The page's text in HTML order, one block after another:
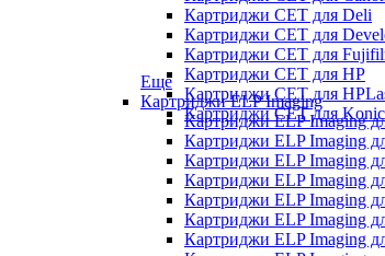
Картриджи CET для Deli
Картриджи CET для
Картриджи CET для
Картриджи CET для HP
Картриджи CET для
Картриджи CET для
Еще
Картриджи ELP Imaging
Картриджи ELP Imaging
Картриджи ELP Imaging
Картриджи ELP Imaging
Картриджи ELP Imaging
Картриджи ELP Imaging
Картриджи ELP Imaging
Картриджи ELP Imaging